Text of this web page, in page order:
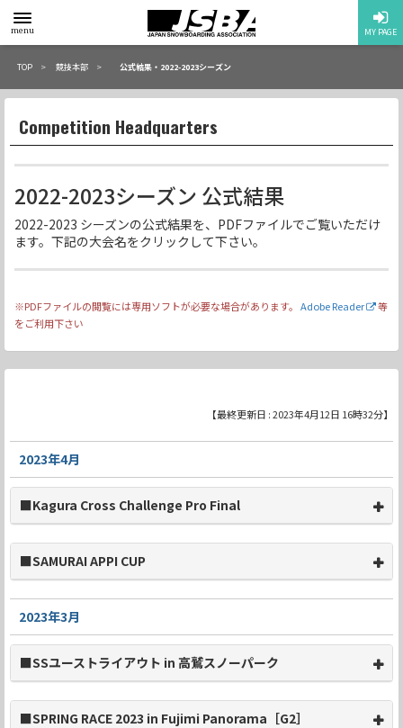
toggle
menu
menu MY PAGE
TOP 競技本部 公式結果・2022-2023シーズン
Competition Headquarters
2022-2023シーズン 公式結果
2022-2023 シーズンの公式結果を、PDFファイルでご覧いただけ
ます。下記の大会名をクリックして下さい。
※PDFファイルの閲覧には専用ソフトが必要な場合があります。 Adobe Reader
等
をご利用下さい
【最終更新日 : 2023年4月12日 16時32分】
2023年4月
■Kagura Cross Challenge Pro Final
■SAMURAI APPI CUP
2023年3月
■SSユーストライアウト in 高鷲スノーパーク
■SPRING RACE 2023 in Fujimi Panorama［G2］